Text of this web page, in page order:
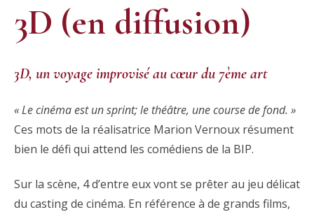
3D (en diffusion)
3D, un voyage improvisé au cœur du 7ème art
« Le cinéma est un sprint; le théâtre, une course de fond. »
Ces mots de la réalisatrice Marion Vernoux résument
bien le défi qui attend les comédiens de la BIP.
Sur la scène, 4 d’entre eux vont se prêter au jeu délicat
du casting de cinéma. En référence à de grands films,